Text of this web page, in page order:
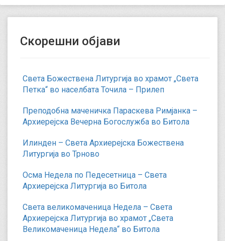
Скорешни објави
Света Божествена Литургија во храмот „Света
Петка“ во населбата Точила – Прилеп
Преподобна маченичка Параскева Римјанка –
Архиерејска Вечерна Богослужба во Битола
Илинден – Света Архиерејска Божествена
Литургија во Трново
Осма Недела по Педесетница – Света
Архиерејска Литургија во Битола
Света великомаченица Недела – Света
Архиерејска Литургија во храмот „Света
Великомаченица Недела“ во Битола